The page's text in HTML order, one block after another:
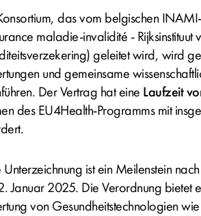
das vom belgischen
maladie-invalidité -
geleitet wird, wird
und gemeinsame
Der Vertrag hat eine Laufzeit
des EU4Health-Programms mit
Unterzeichnung ist ein Meilenstein
Januar 2025. Die Verordnung bietet
von Gesundheitstechnologien